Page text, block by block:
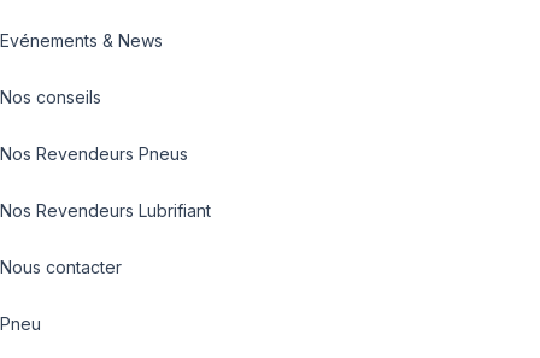
Evénements & News
Nos conseils
Nos Revendeurs Pneus
Nos Revendeurs Lubrifiant
Nous contacter
Pneu